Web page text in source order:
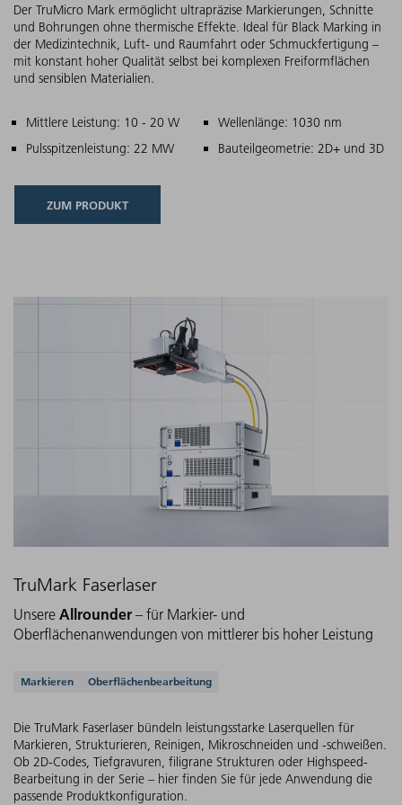
Der TruMicro Mark ermöglicht ultrapräzise Markierungen, Schnitte
und Bohrungen ohne thermische Effekte. Ideal für Black Marking in
der Medizintechnik, Luft- und Raumfahrt oder Schmuckfertigung –
mit konstant hoher Qualität selbst bei komplexen Freiformflächen
und sensiblen Materialien.
Hauptmerkmale
Mittlere Leistung: 10 - 20 W
Wellenlänge: 1030 nm
Pulsspitzenleistung: 22 MW
Bauteilgeometrie: 2D+ und 3D
ZUM PRODUKT
TruMark Faserlaser
Unsere Allrounder – für Markier- und
Oberflächenanwendungen von mittlerer bis hoher Leistung
Unterstützte Anwendungen
Markieren Oberflächenbearbeitung
Die TruMark Faserlaser bündeln leistungsstarke Laserquellen für
Markieren, Strukturieren, Reinigen, Mikroschneiden und -schweißen.
Ob 2D-Codes, Tiefgravuren, filigrane Strukturen oder Highspeed-
Bearbeitung in der Serie – hier finden Sie für jede Anwendung die
passende Produktkonfiguration.